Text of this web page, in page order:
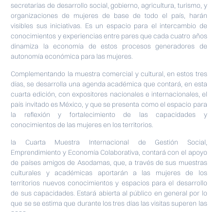
secretarías de desarrollo social, gobierno, agricultura, turismo, y
organizaciones de mujeres de base de todo el país, harán
visibles sus iniciativas. Es un espacio para el intercambio de
conocimientos y experiencias entre pares que cada cuatro años
dinamiza la economía de estos procesos generadores de
autonomía económica para las mujeres.
Complementando la muestra comercial y cultural, en estos tres
días, se desarrolla una agenda académica que contará, en esta
cuarta edición, con expositores nacionales e internacionales, el
país invitado es México, y que se presenta como el espacio para
la reflexión y fortalecimiento de las capacidades y
conocimientos de las mujeres en los territorios.
la Cuarta Muestra Internacional de Gestión Social,
Emprendimiento y Economía Colaborativa, contará con el apoyo
de países amigos de Asodamas, que, a través de sus muestras
culturales y académicas aportarán a las mujeres de los
territorios nuevos conocimientos y espacios para el desarrollo
de sus capacidades. Estará abierta al público en general por lo
que se se estima que durante los tres días las visitas superen las